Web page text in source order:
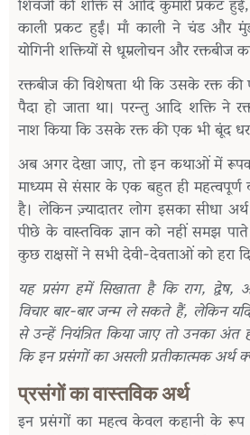
शिवजी की शक्ति से आदि कुमारी प्रकट
काली प्रकट हुईं। माँ काली ने चंड और
योगिनी शक्तियों से धूम्रलोचन और रक्तबीज
रक्तबीज की विशेषता थी कि उसके रक्त
पैदा हो जाता था। परन्तु आदि शक्ति ने
नाश किया कि उसके रक्त की एक भी बूंद
अब अगर देखा जाए, तो इन कथाओं में
माध्यम से संसार के एक बहुत ही महत्वपूर्ण
है। लेकिन ज़्यादातर लोग इसका सीधा
पीछे के वास्तविक ज्ञान को नहीं समझ
कुछ राक्षसों ने सभी देवी-देवताओं को हरा
यह प्रसंग हमें सिखाता है कि राग, द्वेष,
विचार बार-बार जन्म ले सकते हैं, लेकिन
से उन्हें नियंत्रित किया जाए तो उनका
कि इन प्रसंगों का असली प्रतीकात्मक अर्थ
प्रसंगों का वास्तविक अर्थ
इन प्रसंगों का महत्व केवल कहानी के